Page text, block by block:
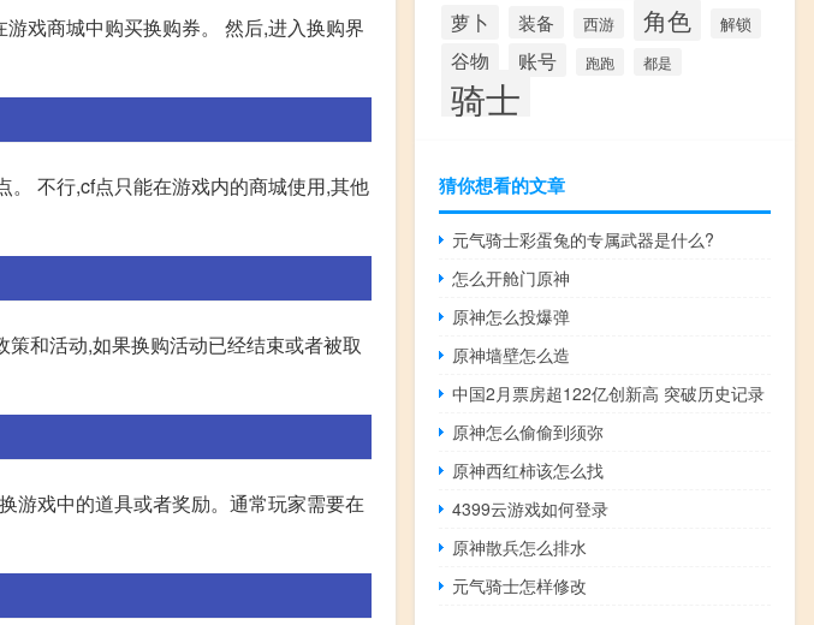
戏商城中购买换购券。 然后,进入换购界
不行,cf点只能在游戏内的商城使用,其他
和活动,如果换购活动已经结束或者被取
游戏中的道具或者奖励。通常玩家需要在
萝卜 装备 西游 角色 解锁
谷物 账号 跑跑 都是
骑士
猜你想看的文章
元气骑士彩蛋兔的专属武器是什么?
怎么开舱门原神
原神怎么投爆弹
原神墙壁怎么造
中国2月票房超122亿创新高 突破历史记录
原神怎么偷偷到须弥
原神西红柿该怎么找
4399云游戏如何登录
原神散兵怎么排水
元气骑士怎样修改